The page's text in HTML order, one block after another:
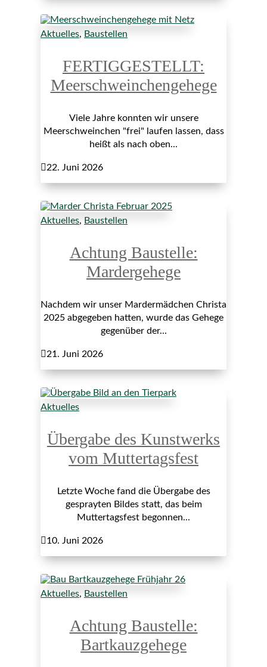
Aktuelles, Baustellen
FERTIGGESTELLT:
Meerschweinchengehege
Viele Jahre konnten wir unsere
Meerschweinchen "frei" laufen lassen, dass
heißt als nach oben...
22. Juni 2026
Aktuelles, Baustellen
Achtung Baustelle:
Mardergehege
Nachdem wir unser Mardermädchen Christa
2025 abgegeben hatten, wurde das Gehege
gegenüber der...
21. Juni 2026
Aktuelles
Übergabe des Kunstwerks
vom Muttertagsfest
Letzte Woche fand die Übergabe des
gesprayten Bildes statt, das beim
Muttertagsfest begonnen...
10. Juni 2026
Aktuelles, Baustellen
Achtung Baustelle:
Bartkauzgehege